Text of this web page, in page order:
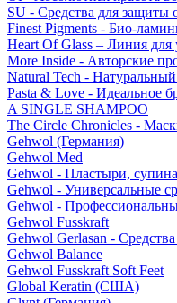
SU - Средства для защиты
Finest Pigments - Био-
Heart Of Glass – Линия для
More Inside - Авторские
Natural Tech -
Pasta & Love - Идеальное
A SINGLE SHAMPOO
The Circle Chronicles -
Gehwol (Германия)
Gehwol Med
Gehwol - Пластыри,
Gehwol - Универсальные
Gehwol -
Gehwol Fusskraft
Gehwol Gerlasan - Средства
Gehwol Balance
Gehwol Fusskraft Soft Feet
Global Keratin (США)